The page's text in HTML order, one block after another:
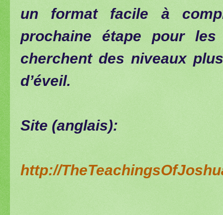
un format facile à
prochaine étape pour
cherchent des niveaux
d’éveil.
Site (anglais):
http://